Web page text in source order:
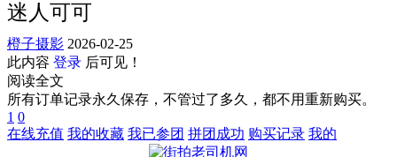
迷人可可
橙子摄影 2026-02-25
此内容 登录 后可见！
阅读全文
所有订单记录永久保存，不管过了多久，都不用重新购买。
1 0
在线充值 我的收藏 我已参团 拼团成功 购买记录 我的